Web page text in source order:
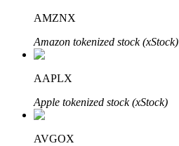
Mitra Bitrue
AMZNX
Amazon tokenized stock (xStock)
AAPLX
Apple tokenized stock (xStock)
AVGOX